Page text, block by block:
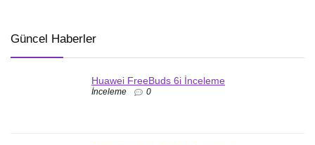
Güncel Haberler
Huawei FreeBuds 6i İnceleme
İnceleme 0